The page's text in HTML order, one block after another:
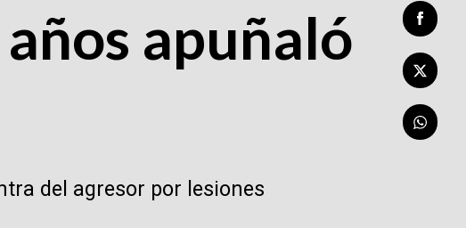
apuñaló
del agresor por lesiones